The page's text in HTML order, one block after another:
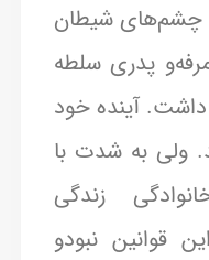
چشم‌های شیطان
پدری سلطه
آینده خود
ولی به شدت با
زندگی
قوانین نبودو